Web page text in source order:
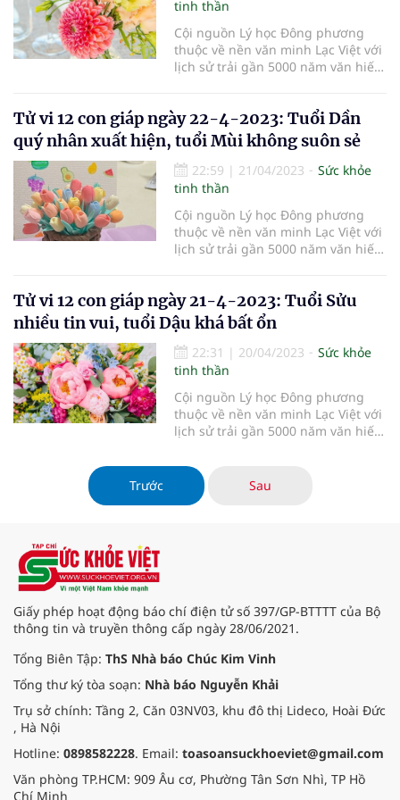
tinh thần
Cội nguồn Lý học Đông phương
thuộc về nền văn minh Lạc Việt với
lịch sử trải gần 5000 năm văn hiến,
học nhất quán, hoàn chỉnh, có tính
hợp lý nội tại, tính quy luật và tính
khách quan, miêu tả cu
Tử vi 12 con giáp ngày 22-4-2023: Tuổi Dần
quý nhân xuất hiện, tuổi Mùi không suôn sẻ
22:59 | 21/04/2023
Sức khỏe
tinh thần
Cội nguồn Lý học Đông phương
thuộc về nền văn minh Lạc Việt với
lịch sử trải gần 5000 năm văn hiến,
học nhất quán, hoàn chỉnh, có tính
hợp lý nội tại, tính quy luật và tính
khách quan, miêu tả cu
Tử vi 12 con giáp ngày 21-4-2023: Tuổi Sửu
nhiều tin vui, tuổi Dậu khá bất ổn
22:31 | 20/04/2023
Sức khỏe
tinh thần
Cội nguồn Lý học Đông phương
thuộc về nền văn minh Lạc Việt với
lịch sử trải gần 5000 năm văn hiến,
chứng tỏ là một học thuyết khoa
học nhất quán, hoàn chỉnh, có tính
hợp lý nội tại, tính quy luật và tính
Trước Sau
Giấy phép hoạt động báo chí điện tử số 397/GP-BTTTT của Bộ
thông tin và truyền thông cấp ngày 28/06/2021.
Tổng Biên Tập: ThS Nhà báo Chúc Kim Vinh
Tổng thư ký tòa soạn: Nhà báo Nguyễn Khải
Trụ sở chính: Tầng 2, Căn 03NV03, khu đô thị Lideco, Hoài Đức
, Hà Nội
Hotline: 0898582228. Email: toasoansuckhoeviet@gmail.com
Văn phòng TP.HCM: 909 Âu cơ, Phường Tân Sơn Nhì, TP Hồ
Chí Minh